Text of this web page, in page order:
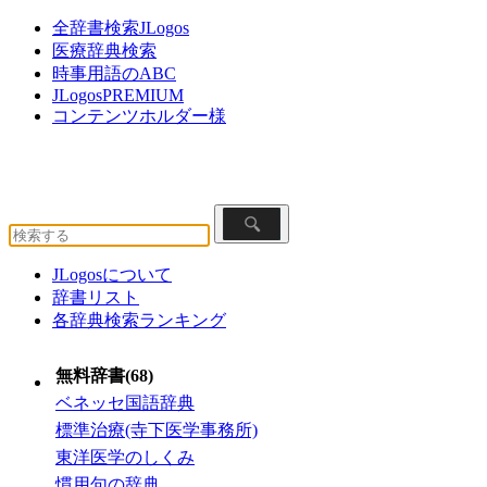
全辞書検索JLogos
医療辞典検索
時事用語のABC
JLogosPREMIUM
コンテンツホルダー様
JLogosについて
辞書リスト
各辞典検索ランキング
無料辞書(68)
ベネッセ国語辞典
標準治療(寺下医学事務所)
東洋医学のしくみ